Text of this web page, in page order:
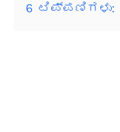
6 ಟಿಪ್ಪಣಿಗಳು: